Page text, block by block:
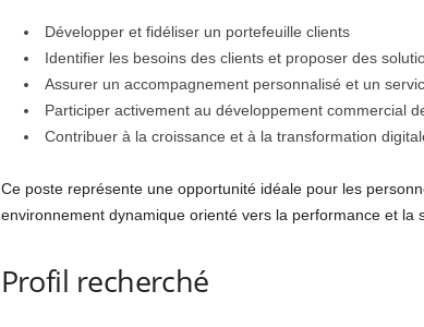
Développer et fidéliser un portefeuille clients
Identifier les besoins des clients et proposer des
Assurer un accompagnement personnalisé et un
Participer activement au développement commercial
Contribuer à la croissance et à la transformation
Ce poste représente une opportunité idéale pour les
environnement dynamique orienté vers la performance et la
Profil recherché